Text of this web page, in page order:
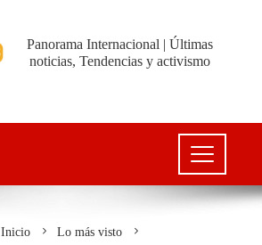
Panorama Internacional | Últimas
noticias, Tendencias y activismo
Inicio
Lo más visto